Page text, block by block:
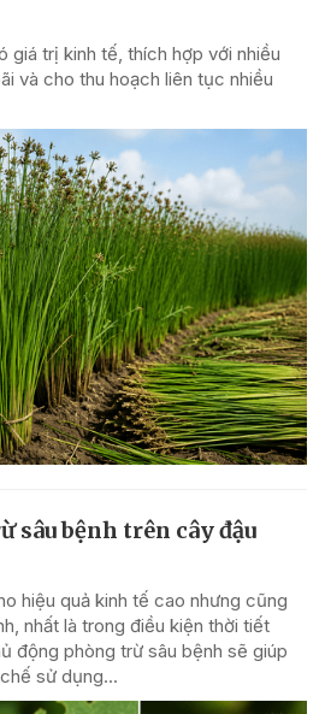
giá trị kinh tế, thích hợp với nhiều
và cho thu hoạch liên tục nhiều
sâu bệnh trên cây đậu
hiệu quả kinh tế cao nhưng cũng
nhất là trong điều kiện thời tiết
động phòng trừ sâu bệnh sẽ giúp
sử dụng...